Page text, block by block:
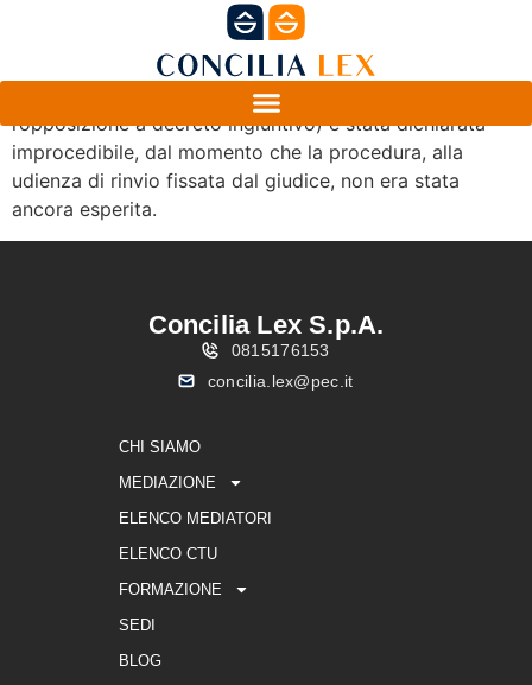
In questa ordinanza la domanda (precisamente,
l’opposizione a decreto ingiuntivo) è stata dichiarata
improcedibile, dal momento che la procedura, alla
udienza di rinvio fissata dal giudice, non era stata
ancora esperita.
Concilia Lex S.p.A.
0815176153
concilia.lex@pec.it
CHI SIAMO
MEDIAZIONE
ELENCO MEDIATORI
ELENCO CTU
FORMAZIONE
SEDI
BLOG